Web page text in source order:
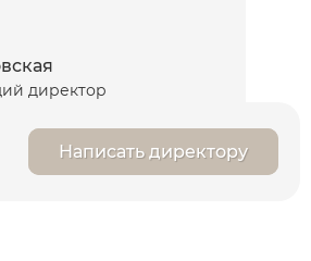
директор
Написать директору